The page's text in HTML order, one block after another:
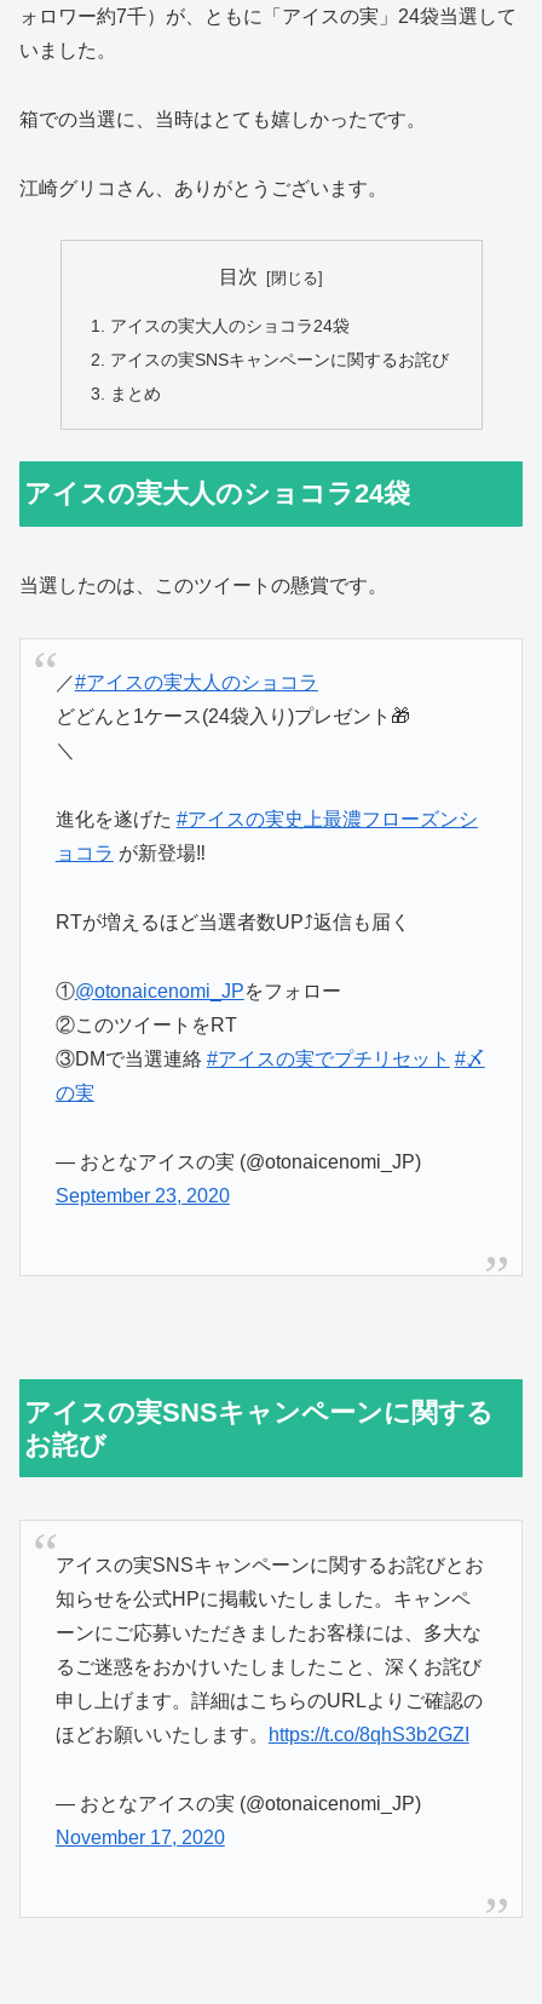
ォロワー約7千）が、ともに「アイスの実」24袋当選して
いました。
箱での当選に、当時はとても嬉しかったです。
江崎グリコさん、ありがとうございます。
目次
アイスの実大人のショコラ24袋
アイスの実SNSキャンペーンに関するお詫び
まとめ
アイスの実大人のショコラ24袋
当選したのは、このツイートの懸賞です。
／#アイスの実大人のショコラ
どどんと1ケース(24袋入り)プレゼント🎁
＼
進化を遂げた #アイスの実史上最濃フローズンシ
ョコラ が新登場‼️
RTが増えるほど当選者数UP⤴返信も届く
①@otonaicenomi_JPをフォロー
②このツイートをRT
③DMで当選連絡 #アイスの実でプチリセット #〆
の実
— おとなアイスの実 (@otonaicenomi_JP)
September 23, 2020
アイスの実SNSキャンペーンに関する
お詫び
アイスの実SNSキャンペーンに関するお詫びとお
知らせを公式HPに掲載いたしました。キャンペ
ーンにご応募いただきましたお客様には、多大な
るご迷惑をおかけいたしましたこと、深くお詫び
申し上げます。詳細はこちらのURLよりご確認の
ほどお願いいたします。
https://t.co/8qhS3b2GZI
— おとなアイスの実 (@otonaicenomi_JP)
November 17, 2020